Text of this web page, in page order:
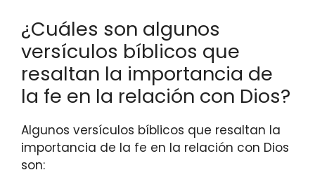
¿Cuáles son algunos
versículos bíblicos que
resaltan la importancia de
la fe en la relación con Dios?
Algunos versículos bíblicos que resaltan la
importancia de la fe en la relación con Dios
son: